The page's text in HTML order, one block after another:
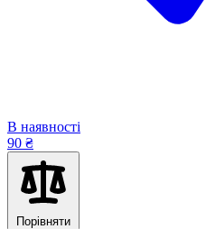
В наявності
90 ₴
Порівняти